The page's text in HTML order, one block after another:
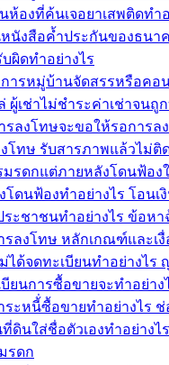
องที่ค้นเจอยาเสพติดทำ
งสือค้ำประกันของธนาค
ผิดทำอย่างไร
ารหมู่บ้านจัดสรรหรือคอ
ผู้เช่าไม่ชำระค่าเช่าจน
รลงโทษจะขอให้รอการ
โทษ รับสารภาพแล้วไม่ติ
รดกแต่ภายหลังโดนฟ้อง
โดนฟ้องทำอย่างไร โอน
ะชาชนทำอย่างไร ข้อห
รลงโทษ หลักเกณฑ์และเ
ได้จดทะเบียนทำอย่างไ
ยนการซื้อขายจะทำอย่
ะหนี้่ซื้อขายทำอย่างไร
ดินใส่ชื่อตัวเองทำอย่าง
รดก